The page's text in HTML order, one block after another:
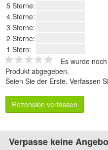
5 Sterne:
4 Sterne:
3 Sterne:
2 Sterne:
1 Stern:
Es wurde
Produkt abgegeben.
Seien Sie der Erste. Verfassen
Rezension verfassen
Verpasse keine